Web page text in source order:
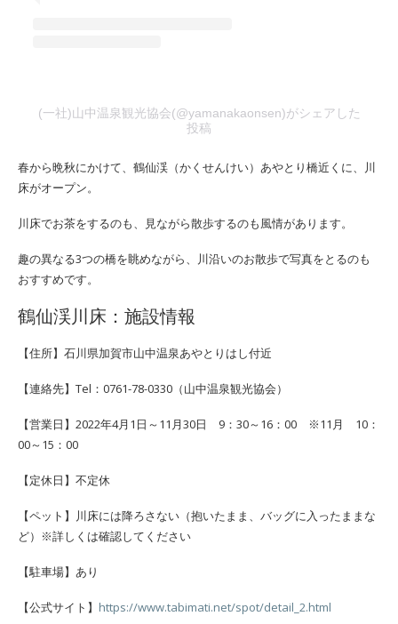
(一社)山中温泉観光協会(@yamanakaonsen)がシェアした
投稿
春から晩秋にかけて、鶴仙渓（かくせんけい）あやとり橋近くに、川
床がオープン。
川床でお茶をするのも、見ながら散歩するのも風情があります。
趣の異なる3つの橋を眺めながら、川沿いのお散歩で写真をとるのも
おすすめです。
鶴仙渓川床：施設情報
【住所】石川県加賀市山中温泉あやとりはし付近
【連絡先】Tel：0761-78-0330（山中温泉観光協会）
【営業日】2022年4月1日～11月30日 9：30～16：00 ※11月 10：
00～15：00
【定休日】不定休
【ペット】川床には降ろさない（抱いたまま、バッグに入ったままな
ど）※詳しくは確認してください
【駐車場】あり
【公式サイト】 https://www.tabimati.net/spot/detail_2.html